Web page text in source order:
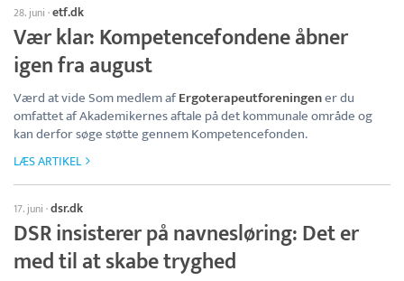
28. juni ·etf.dk
Vær klar: Kompetencefondene åbner
igen fra august
Værd at vide Som medlem afErgoterapeutforeningener du
omfattet af Akademikernes aftale på det kommunale område og
kan derfor søge støtte gennem Kompetencefonden.
LÆS ARTIKEL
17. juni ·dsr.dk
DSR insisterer på navnesløring: Det er
med til at skabe tryghed